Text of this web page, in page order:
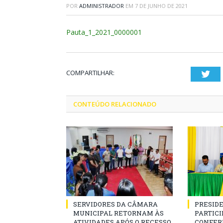
POR ADMINISTRADOR EM 7 DE JUNHO DE 2021
Pauta_1_2021_0000001
COMPARTILHAR:
CONTEÚDO RELACIONADO
SERVIDORES DA CÂMARA
MUNICIPAL RETORNAM ÀS